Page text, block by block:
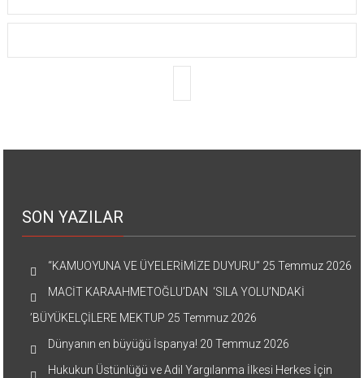
SON YAZILAR
“KAMUOYUNA VE ÜYELERİMİZE DUYURU” 25 Temmuz 2026
MACİT KARAAHMETOĞLU’DAN ‘SILA YOLU’NDAKİ
’BÜYÜKELÇİLERE MEKTUP 25 Temmuz 2026
Dünyanın en büyüğü İspanya! 20 Temmuz 2026
Hukukun Üstünlüğü ve Adil Yargılanma İlkesi Herkes İçin